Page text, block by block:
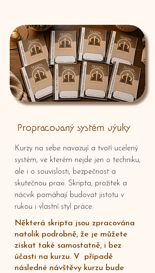
Propracovaný systém výuky
Kurzy na sebe navazují a tvoří ucelený
systém, ve kterém nejde jen o techniku,
ale i o souvislosti, bezpečnost a
skutečnou praxi. Skripta, prožitek a
nácvik pomáhají budovat jistotu v
rukou i vlastní styl práce.
Některá skripta jsou zpracována
natolik podrobně, že je můžete
získat také samostatně, i bez
účasti na kurzu. V případě
následné návštěvy kurzu bude